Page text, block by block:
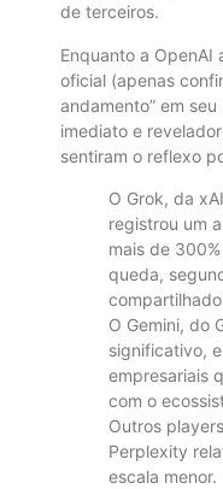
de terceiros.
Enquanto a OpenAI
oficial (apenas
andamento” em
imediato e
sentiram o reflexo
O Grok, da
registrou um
mais de
queda,
O Gemini, do
significativo,
empresariais
com o
Outros
Perplexity
escala menor.